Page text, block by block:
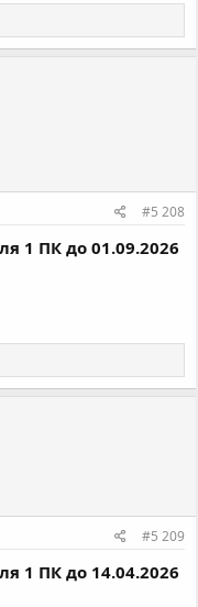
#5 208
1 ПК до 01.09.2026
#5 209
1 ПК до 14.04.2026